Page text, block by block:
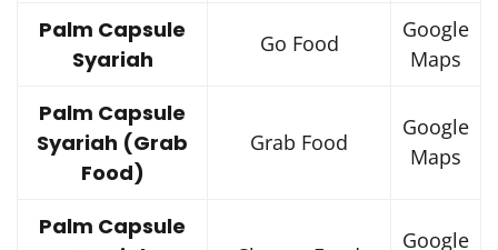
Palm Capsule
Syariah
Go Food
Google
Maps
Palm Capsule
Syariah (Grab
Food)
Grab Food
Google
Maps
Palm Capsule
Google